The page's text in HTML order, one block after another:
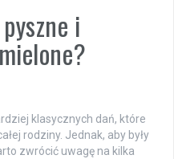
i
klasycznych dań, które
rodziny. Jednak, aby były
zwrócić uwagę na kilka